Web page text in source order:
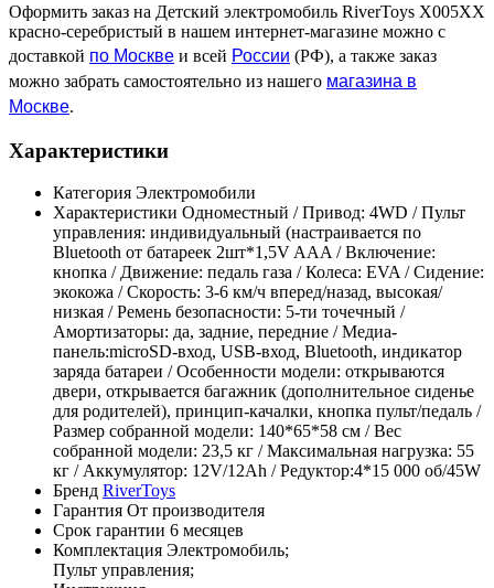
Оформить заказ на Детский электромобиль RiverToys X005XX
красно-серебристый в нашем интернет-магазине можно с
доставкой по Москве и всей России (РФ), а также заказ
можно забрать самостоятельно из нашего магазина в
Москве.
Характеристики
Категория Электромобили
Характеристики Одноместный / Привод: 4WD / Пульт
управления: индивидуальный (настраивается по
Bluetooth от батареек 2шт*1,5V AAA / Включение:
кнопка / Движение: педаль газа / Колеса: EVA / Сидение:
экокожа / Скорость: 3-6 км/ч вперед/назад, высокая/
низкая / Ремень безопасности: 5-ти точечный /
Амортизаторы: да, задние, передние / Медиа-
панель:microSD-вход, USB-вход, Bluetooth, индикатор
заряда батареи / Особенности модели: открываются
двери, открывается багажник (дополнительное сиденье
для родителей), принцип-качалки, кнопка пульт/педаль /
Размер собранной модели: 140*65*58 см / Вес
собранной модели: 23,5 кг / Максимальная нагрузка: 55
кг / Аккумулятор: 12V/12Аh / Редуктор:4*15 000 об/45W
Бренд RiverToys
Гарантия От производителя
Срок гарантии 6 месяцев
Комплектация Электромобиль;
Пульт управления;